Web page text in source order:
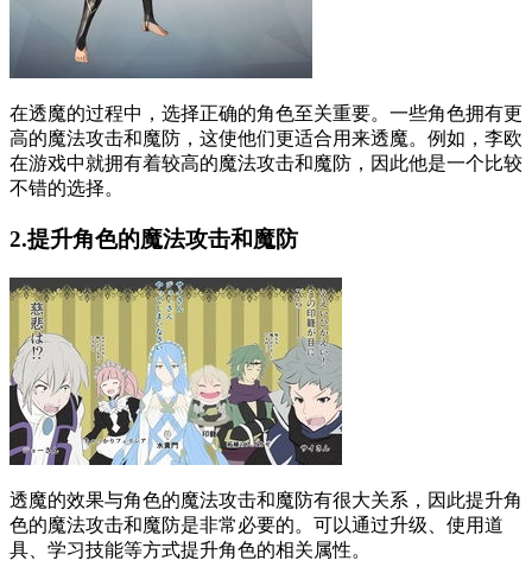
在透魔的过程中，选择正确的角色至关重要。一些角色拥有更
高的魔法攻击和魔防，这使他们更适合用来透魔。例如，李欧
在游戏中就拥有着较高的魔法攻击和魔防，因此他是一个比较
不错的选择。
2.提升角色的魔法攻击和魔防
透魔的效果与角色的魔法攻击和魔防有很大关系，因此提升角
色的魔法攻击和魔防是非常必要的。可以通过升级、使用道
具、学习技能等方式提升角色的相关属性。